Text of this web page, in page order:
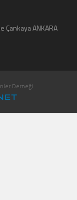
Çankaya ANKARA
Derneği